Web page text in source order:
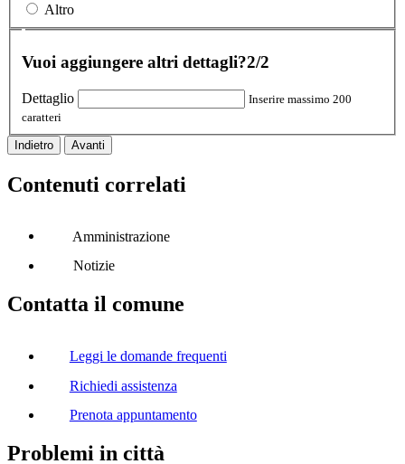
Altro
Vuoi aggiungere altri dettagli?2/2
Dettaglio
Inserire massimo 200
caratteri
Indietro Avanti
Contenuti correlati
Amministrazione
Notizie
Contatta il comune
Leggi le domande frequenti
Richiedi assistenza
Prenota appuntamento
Problemi in città